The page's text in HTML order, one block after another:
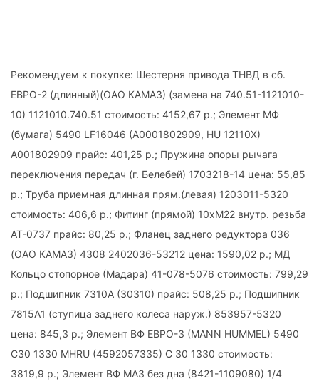
Рекомендуем к покупке: Шестерня привода ТНВД в сб.
ЕВРО-2 (длинный)(ОАО КАМАЗ) (замена на 740.51-1121010-
10) 1121010.740.51 стоимость: 4152,67 р.; Элемент МФ
(бумага) 5490 LF16046 (A0001802909, HU 12110X)
А001802909 прайс: 401,25 р.; Пружина опоры рычага
переключения передач (г. Белебей) 1703218-14 цена: 55,85
р.; Труба приемная длинная прям.(левая) 1203011-5320
стоимость: 406,6 р.; Фитинг (прямой) 10хМ22 внутр. резьба
АТ-0737 прайс: 80,25 р.; Фланец заднего редуктора 036
(ОАО КАМАЗ) 4308 2402036-53212 цена: 1590,02 р.; МД
Кольцо стопорное (Мадара) 41-078-5076 стоимость: 799,29
р.; Подшипник 7310А (30310) прайс: 508,25 р.; Подшипник
7815А1 (ступица заднего колеса наруж.) 853957-5320
цена: 845,3 р.; Элемент ВФ ЕВРО-3 (MANN HUMMEL) 5490
C30 1330 MHRU (4592057335) C 30 1330 стоимость:
3819,9 р.; Элемент ВФ МАЗ без дна (8421-1109080) 1/4